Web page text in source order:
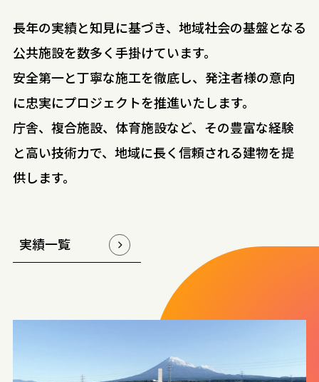
長年の実績と知見に基づき、地域社会の基盤となる
公共施設を数多く手掛けています。
安全第一と丁寧な施工を徹底し、発注者様の意向
に忠実にプロジェクトを推進いたします。
庁舎、複合施設、体育施設など、その豊富な経験
と高い技術力で、地域に長く信頼される建物を提
供します。
実績一覧